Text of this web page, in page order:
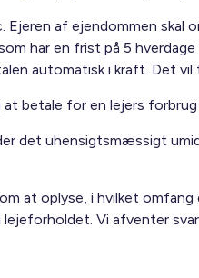
af ejendommen
har en frist på 5
automatisk i kraft. Det
at betale for en lejers
det uhensigtsmæssigt
at oplyse, i hvilket
Vi afventer svar